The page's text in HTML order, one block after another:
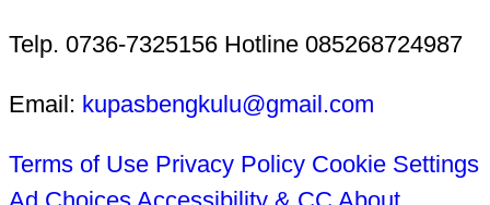
Telp. 0736-7325156 Hotline 085268724987
Email: kupasbengkulu@gmail.com
Terms of Use Privacy Policy Cookie Settings